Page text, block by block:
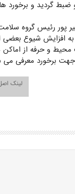
گردید و برخورد
پور رئیس گروه
به افزایش شیوع بعضی
و حرفه از
جهت برخورد معرفی می
لینک